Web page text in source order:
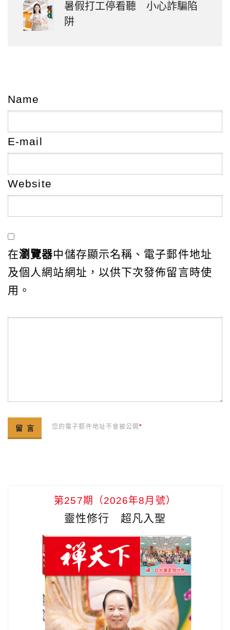
暑假打工停看聽 小心詐騙陷
阱
Name
E-mail
Website
在瀏覽器中儲存顯示名稱、電子郵件地址
及個人網站網址，以供下次發佈留言時使
用。
您的電子郵件地址不會被公開*
第257期（2026年8月號）
靈性修行 超凡入聖